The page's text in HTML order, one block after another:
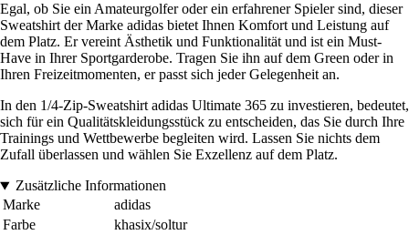
Egal, ob Sie ein Amateurgolfer oder ein erfahrener Spieler sind, dieser
Sweatshirt der Marke adidas bietet Ihnen Komfort und Leistung auf
dem Platz. Er vereint Ästhetik und Funktionalität und ist ein Must-
Have in Ihrer Sportgarderobe. Tragen Sie ihn auf dem Green oder in
Ihren Freizeitmomenten, er passt sich jeder Gelegenheit an.
In den 1/4-Zip-Sweatshirt adidas Ultimate 365 zu investieren, bedeutet,
sich für ein Qualitätskleidungsstück zu entscheiden, das Sie durch Ihre
Trainings und Wettbewerbe begleiten wird. Lassen Sie nichts dem
Zufall überlassen und wählen Sie Exzellenz auf dem Platz.
Zusätzliche Informationen
Marke
adidas
Farbe
khasix/soltur